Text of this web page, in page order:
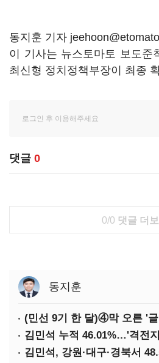
동지훈 기자
이 기사는 뉴스토마토 보도준
최신형 정치정책부장이 최종
댓글 0
0/0 댓글 더보
동지훈
김민석, 강원·대구·경북서